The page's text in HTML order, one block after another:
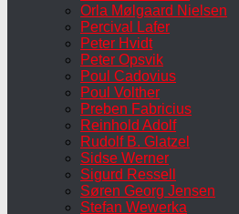
Orla Mølgaard Nielsen
Percival Lafer
Peter Hvidt
Peter Opsvik
Poul Cadovius
Poul Volther
Preben Fabricius
Reinhold Adolf
Rudolf B. Glatzel
Sidse Werner
Sigurd Ressell
Søren Georg Jensen
Stefan Wewerka